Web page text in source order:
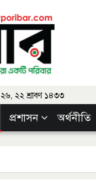
২২ শ্রাবণ ১৪৩৩
প্রশাসন অর্থনীতি